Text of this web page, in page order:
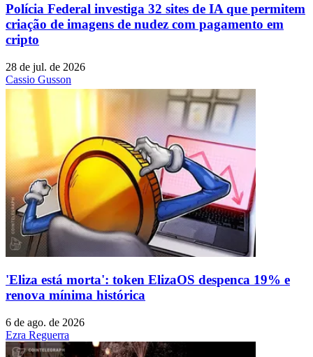
Polícia Federal investiga 32 sites de IA que permitem
criação de imagens de nudez com pagamento em
cripto
28 de jul. de 2026
Cassio Gusson
'Eliza está morta': token ElizaOS despenca 19% e
renova mínima histórica
6 de ago. de 2026
Ezra Reguerra